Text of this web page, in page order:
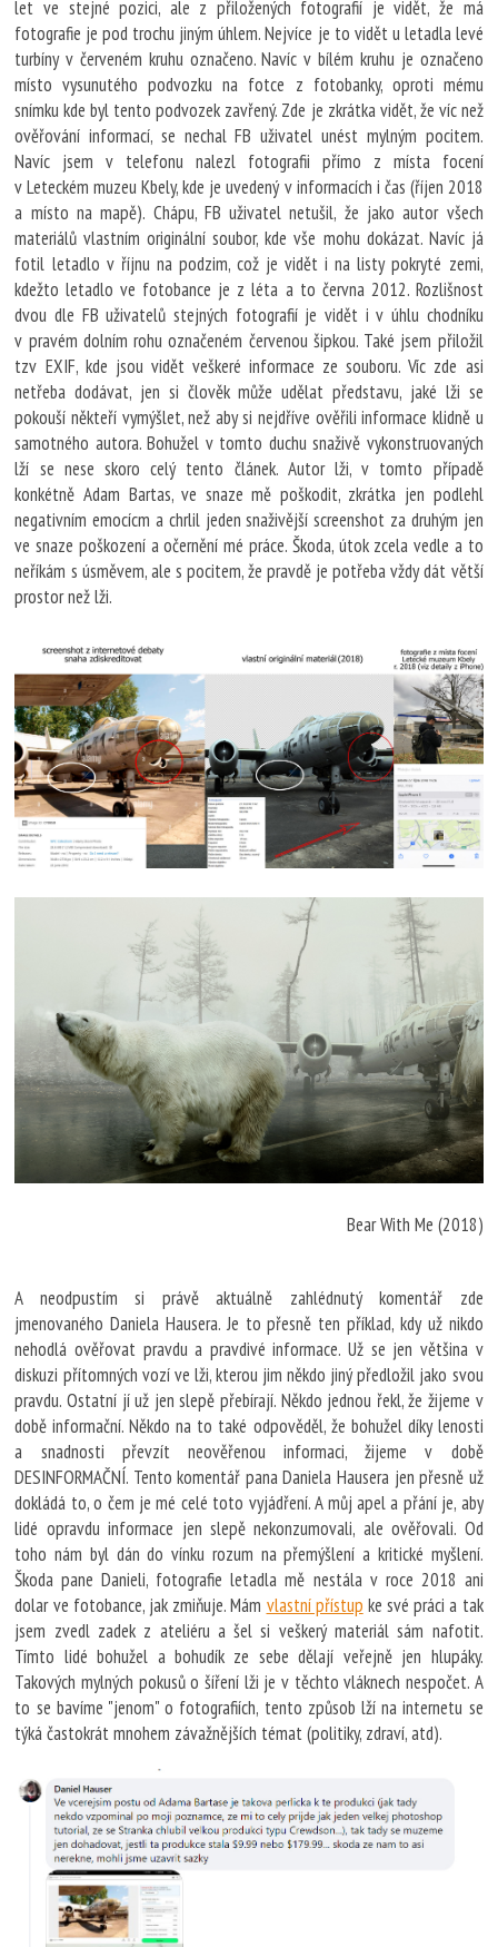
let ve stejné pozici, ale z přiložených fotografií je vidět, že má
fotografie je pod trochu jiným úhlem. Nejvíce je to vidět u letadla levé
turbíny v červeném kruhu označeno. Navíc v bílém kruhu je označeno
místo vysunutého podvozku na fotce z fotobanky, oproti mému
snímku kde byl tento podvozek zavřený. Zde je zkrátka vidět, že víc než
ověřování informací, se nechal FB uživatel unést mylným pocitem.
Navíc jsem v telefonu nalezl fotografii přímo z místa focení
v Leteckém muzeu Kbely, kde je uvedený v informacích i čas (říjen 2018
a místo na mapě). Chápu, FB uživatel netušil, že jako autor všech
materiálů vlastním originální soubor, kde vše mohu dokázat. Navíc já
fotil letadlo v říjnu na podzim, což je vidět i na listy pokryté zemi,
kdežto letadlo ve fotobance je z léta a to června 2012. Rozlišnost
dvou dle FB uživatelů stejných fotografií je vidět i v úhlu chodníku
v pravém dolním rohu označeném červenou šipkou. Také jsem přiložil
tzv EXIF, kde jsou vidět veškeré informace ze souboru. Víc zde asi
netřeba dodávat, jen si člověk může udělat představu, jaké lži se
pokouší někteří vymýšlet, než aby si nejdříve ověřili informace klidně u
samotného autora. Bohužel v tomto duchu snaživě vykonstruovaných
lží se nese skoro celý tento článek. Autor lži, v tomto případě
konkétně Adam Bartas, ve snaze mě poškodit, zkrátka jen podlehl
negativním emocícm a chrlil jeden snaživější screenshot za druhým jen
ve snaze poškození a očernění mé práce. Škoda, útok zcela vedle a to
neříkám s úsměvem, ale s pocitem, že pravdě je potřeba vždy dát větší
prostor než lži.
Bear With Me (2018)
A neodpustím si právě aktuálně zahlédnutý komentář zde
jmenovaného Daniela Hausera. Je to přesně ten příklad, kdy už nikdo
nehodlá ověřovat pravdu a pravdivé informace. Už se jen většina v
diskuzi přítomných vozí ve lži, kterou jim někdo jiný předložil jako svou
pravdu. Ostatní jí už jen slepě přebírají. Někdo jednou řekl, že žijeme v
době informační. Někdo na to také odpověděl, že bohužel díky lenosti
a snadnosti převzít neověřenou informaci, žijeme v době
DESINFORMAČNÍ. Tento komentář pana Daniela Hausera jen přesně už
dokládá to, o čem je mé celé toto vyjádření. A můj apel a přání je, aby
lidé opravdu informace jen slepě nekonzumovali, ale ověřovali. Od
toho nám byl dán do vínku rozum na přemýšlení a kritické myšlení.
Škoda pane Danieli, fotografie letadla mě nestála v roce 2018 ani
dolar ve fotobance, jak zmiňuje. Mám vlastní přístup ke své práci a tak
jsem zvedl zadek z ateliéru a šel si veškerý materiál sám nafotit.
Tímto lidé bohužel a bohudík ze sebe dělají veřejně jen hlupáky.
Takových mylných pokusů o šíření lži je v těchto vláknech nespočet. A
to se bavíme "jenom" o fotografiích, tento způsob lží na internetu se
týká častokrát mnohem závažnějších témat (politiky, zdraví, atd).